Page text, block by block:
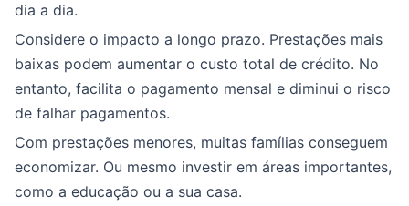
dia a dia.
Considere o impacto a longo prazo. Prestações mais
baixas podem aumentar o custo total de crédito. No
entanto, facilita o pagamento mensal e diminui o risco
de falhar pagamentos.
Com prestações menores, muitas famílias conseguem
economizar. Ou mesmo investir em áreas importantes,
como a educação ou a sua casa.